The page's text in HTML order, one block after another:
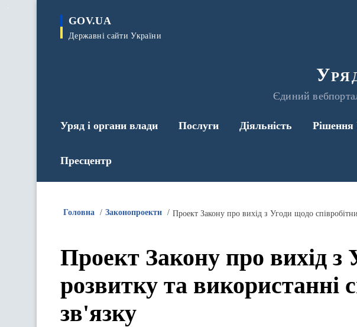
GOV.UA
Державні сайти України
Єдиний
Уряд і органи влади Послуги Діяльність Рішення
Пресцентр
Головна Законопроекти
Проект Закону про вихід з
розвитку та використанні
зв'язку